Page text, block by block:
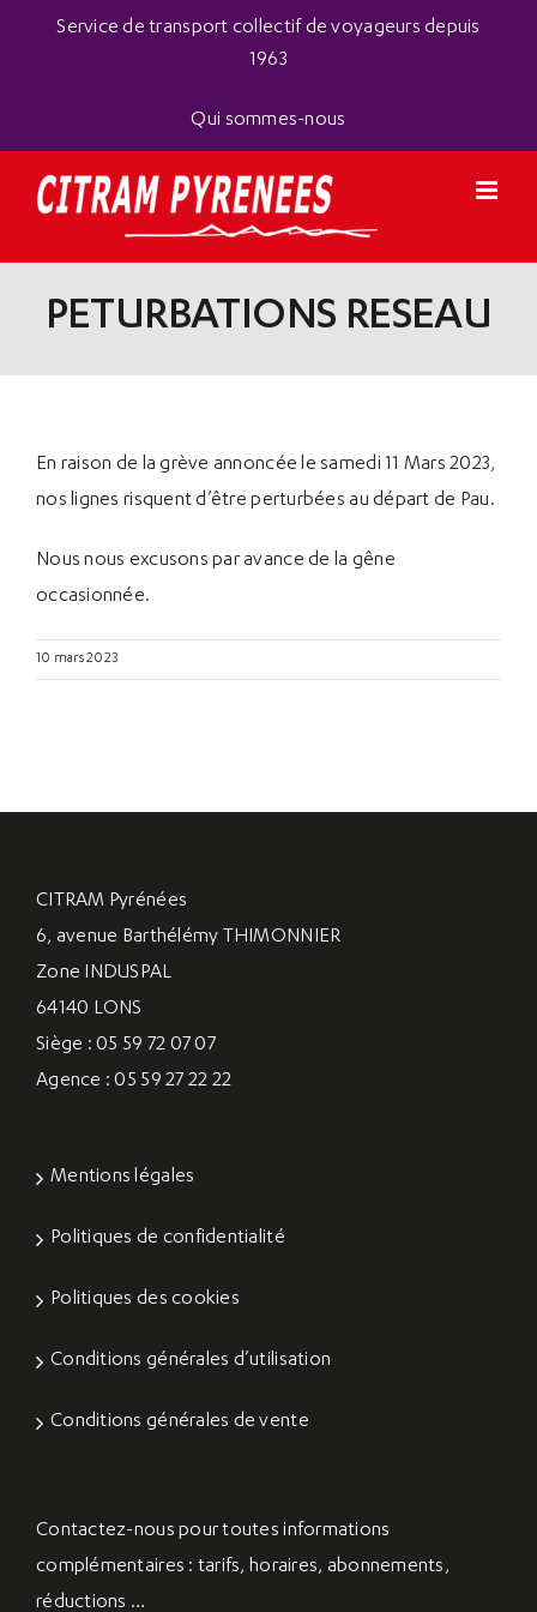
Service de transport collectif de voyageurs depuis
1963
Qui sommes-nous
PETURBATIONS RESEAU
En raison de la grève annoncée le samedi 11 Mars 2023,
nos lignes risquent d’être perturbées au départ de Pau.
Nous nous excusons par avance de la gêne
occasionnée.
10 mars 2023
CITRAM Pyrénées
6, avenue Barthélémy THIMONNIER
Zone INDUSPAL
64140 LONS
Siège : 05 59 72 07 07
Agence : 05 59 27 22 22
Mentions légales
Politiques de confidentialité
Politiques des cookies
Conditions générales d’utilisation
Conditions générales de vente
Contactez-nous pour toutes informations
complémentaires : tarifs, horaires, abonnements,
réductions …
Panneau de gestion des cookies